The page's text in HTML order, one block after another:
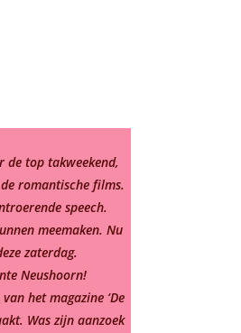
de top takweekend,
romantische films.
speech.
meemaken. Nu
zaterdag.
Neushoorn!
het magazine ‘De
Was zijn aanzoek